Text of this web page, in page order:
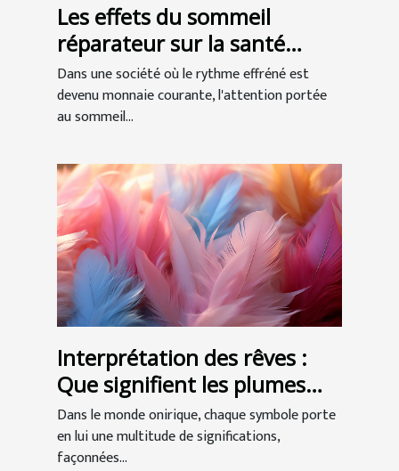
Les effets du sommeil
réparateur sur la santé
globale
Dans une société où le rythme effréné est
devenu monnaie courante, l'attention portée
au sommeil...
Interprétation des rêves :
Que signifient les plumes
dans nos songes ?
Dans le monde onirique, chaque symbole porte
en lui une multitude de significations,
façonnées...